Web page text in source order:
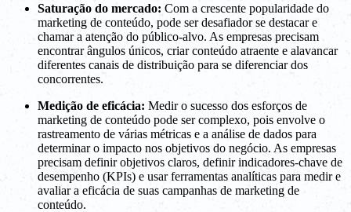
Saturação do mercado: Com a crescente popularidade do
marketing de conteúdo, pode ser desafiador se destacar e
chamar a atenção do público-alvo. As empresas precisam
encontrar ângulos únicos, criar conteúdo atraente e alavancar
diferentes canais de distribuição para se diferenciar dos
concorrentes.
Medição de eficácia: Medir o sucesso dos esforços de
marketing de conteúdo pode ser complexo, pois envolve o
rastreamento de várias métricas e a análise de dados para
determinar o impacto nos objetivos do negócio. As empresas
precisam definir objetivos claros, definir indicadores-chave de
desempenho (KPIs) e usar ferramentas analíticas para medir e
avaliar a eficácia de suas campanhas de marketing de
conteúdo.